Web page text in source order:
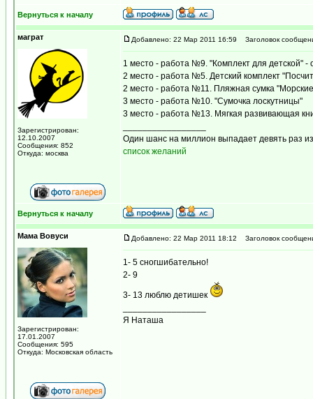
Вернуться к началу
маграт
Зарегистрирован:
12.10.2007
Сообщения: 852
Откуда: москва
Добавлено: 22 Мар 2011 16:59 Заголовок
1 место - работа №9. "Комплект для детской" -
2 место - работа №5. Детский комплект
2 место - работа №11. Пляжная сумка
3 место - работа №10. "Сумочка лоскутницы"
3 место - работа №13. Мягкая развивающая
Один шанс на миллион выпадает девять раз
список желаний
Вернуться к началу
Мама Вовуси
Зарегистрирован:
17.01.2007
Сообщения: 595
Откуда: Московская область
Добавлено: 22 Мар 2011 18:12 Заголовок
1- 5 сногшибательно!
2- 9
3- 13 люблю детишек
Я Наташа